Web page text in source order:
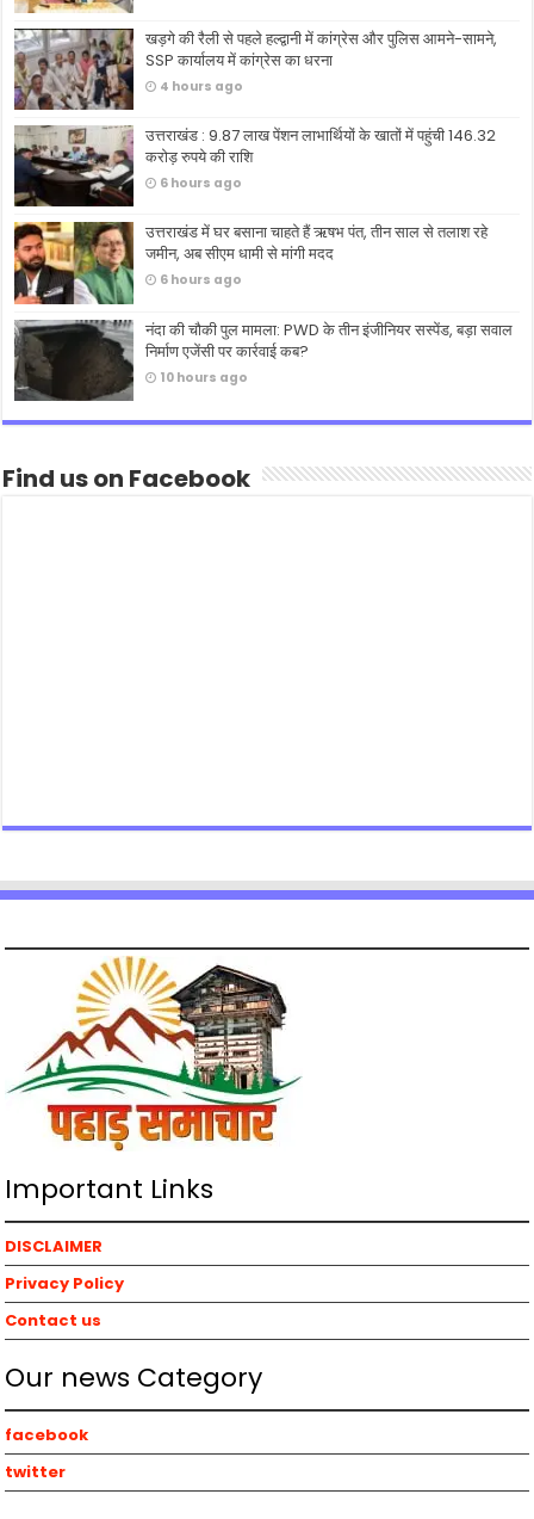
खड़गे की रैली से पहले हल्द्वानी में कांग्रेस और पुलिस आमने-सामने,
SSP कार्यालय में कांग्रेस का धरना
4 hours ago
उत्तराखंड : 9.87 लाख पेंशन लाभार्थियों के खातों में पहुंची 146.32
करोड़ रुपये की राशि
6 hours ago
उत्तराखंड में घर बसाना चाहते हैं ऋषभ पंत, तीन साल से तलाश रहे
जमीन, अब सीएम धामी से मांगी मदद
6 hours ago
नंदा की चौकी पुल मामला: PWD के तीन इंजीनियर सस्पेंड, बड़ा सवाल
निर्माण एजेंसी पर कार्रवाई कब?
10 hours ago
Find us on Facebook
Important Links
DISCLAIMER
Privacy Policy
Contact us
Our news Category
facebook
twitter